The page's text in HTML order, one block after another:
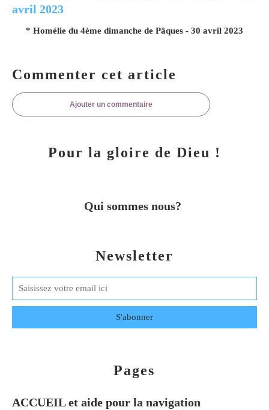
* Homélie du 4ème dimanche de Pâques - 30 avril 2023
Commenter cet article
Ajouter un commentaire
Newsletter
Pages
ACCUEIL et aide pour la navigation
Pour la gloire de Dieu !
Qui sommes nous?